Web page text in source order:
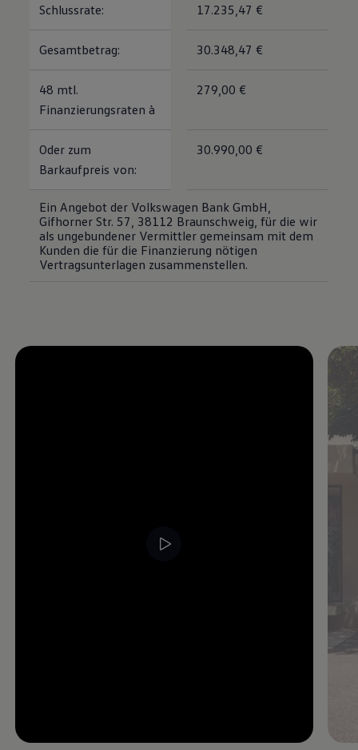
Schlussrate: 17.235,47 €
Gesamtbetrag: 30.348,47 €
48 mtl.
Finanzierungsraten à
279,00 €
Oder zum
Barkaufpreis von:
30.990,00 €
Ein Angebot der Volkswagen Bank GmbH,
Gifhorner Str. 57, 38112 Braunschweig, für die wir
als ungebundener Vermittler gemeinsam mit dem
Kunden die für die Finanzierung nötigen
Vertragsunterlagen zusammenstellen.